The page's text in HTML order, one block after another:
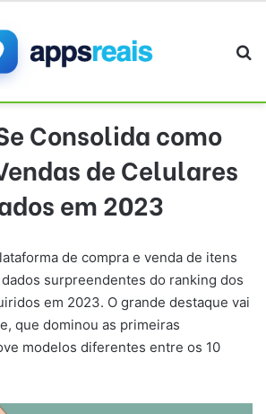
Consolida como
de Celulares
em 2023
de compra e venda de itens
surpreendentes do ranking dos
em 2023. O grande destaque vai
que dominou as primeiras
modelos diferentes entre os 10